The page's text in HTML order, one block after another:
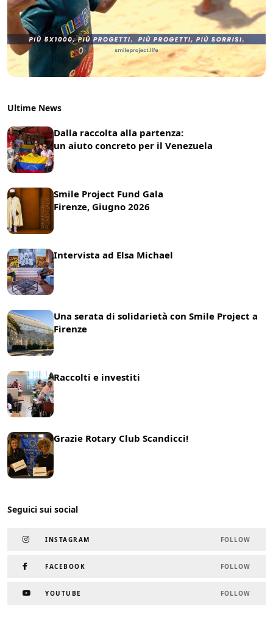
Ultime News
Dalla raccolta alla partenza:
un aiuto concreto per il Venezuela
Smile Project Fund Gala
Firenze, Giugno 2026
Intervista ad Elsa Michael
Una serata di solidarietà con Smile Project a
Firenze
Raccolti e investiti
Grazie Rotary Club Scandicci!
Seguici sui social
INSTAGRAM FOLLOW
FACEBOOK FOLLOW
YOUTUBE FOLLOW